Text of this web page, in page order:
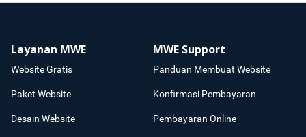
Layanan MWE
Website Gratis
Paket Website
Desain Website
MWE Support
Panduan Membuat Website
Konfirmasi Pembayaran
Pembayaran Online